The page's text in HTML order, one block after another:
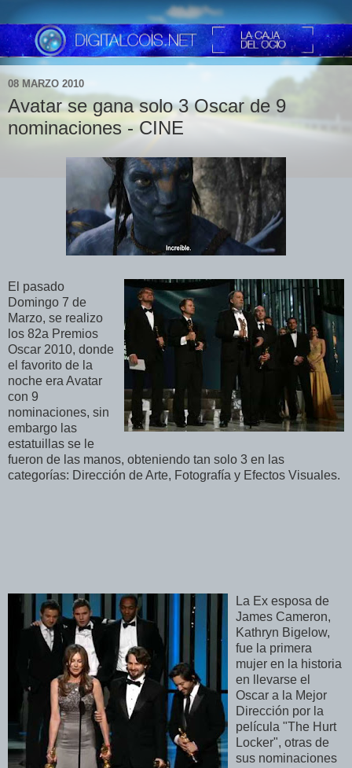
08 MARZO 2010
Avatar se gana solo 3 Oscar de 9
nominaciones - CINE
El pasado
Domingo 7 de
Marzo, se realizo
los 82a Premios
Oscar 2010, donde
el favorito de la
noche era Avatar
con 9
nominaciones, sin
embargo las
estatuillas se le
fueron de las manos, obteniendo tan solo 3 en las
categorías: Dirección de Arte, Fotografía y Efectos Visuales.
La Ex esposa de
James Cameron,
Kathryn Bigelow,
fue la primera
mujer en la historia
en llevarse el
Oscar a la Mejor
Dirección por la
película "The Hurt
Locker", otras de
sus nominaciones